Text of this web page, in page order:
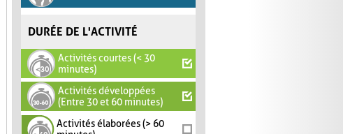
DURÉE DE L'ACTIVITÉ
Activités courtes (< 30
minutes)
Activités développées
(Entre 30 et 60 minutes)
Activités élaborées (> 60